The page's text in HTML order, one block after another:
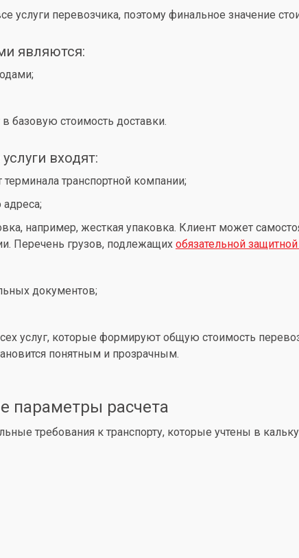
услуги перевозчика, поэтому финальное значение
являются:
базовую стоимость доставки.
входят:
терминала транспортной компании;
адреса;
например, жесткая упаковка. Клиент может
Перечень грузов, подлежащих обязательной
документов;
услуг, которые формируют общую стоимость
понятным и прозрачным.
параметры расчета
требования к транспорту, которые учтены в